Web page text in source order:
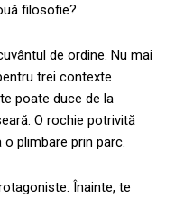
filosofie?
de ordine. Nu mai
trei contexte
poate duce de la
O rochie potrivită
plimbare prin parc.
Înainte, te